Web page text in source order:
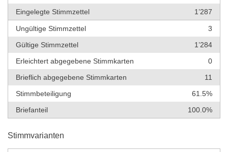
Eingelegte Stimmzettel
1’287
Ungültige Stimmzettel
3
Gültige Stimmzettel
1’284
Erleichtert abgegebene Stimmkarten
0
Brieflich abgegebene Stimmkarten
11
Stimmbeteiligung
61.5%
Briefanteil
100.0%
Stimmvarianten